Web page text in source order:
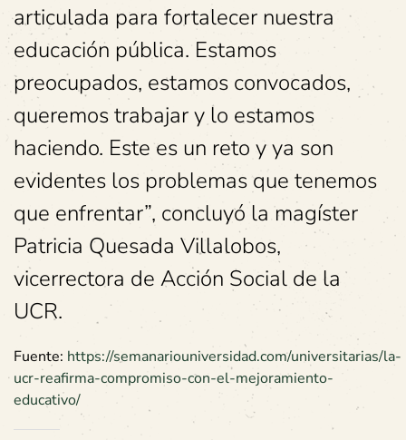
articulada para fortalecer nuestra
educación pública. Estamos
preocupados, estamos convocados,
queremos trabajar y lo estamos
haciendo. Este es un reto y ya son
evidentes los problemas que tenemos
que enfrentar”, concluyó la magíster
Patricia Quesada Villalobos,
vicerrectora de Acción Social de la
UCR.
Fuente: https://semanariouniversidad.com/universitarias/la-
ucr-reafirma-compromiso-con-el-mejoramiento-
educativo/